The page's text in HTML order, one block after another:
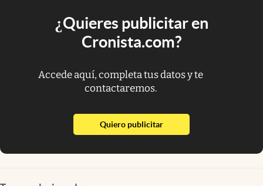
¿Quieres publicitar en
Cronista.com?
Accede aquí, completa tus datos y te
contactaremos.
Quiero publicitarabre en nueva pestaña